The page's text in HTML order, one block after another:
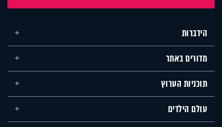
הידברות
מדורים באתר
תוכניות הערוץ
עולם הילדים